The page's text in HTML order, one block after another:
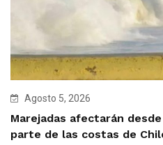
Agosto 5, 2026
Marejadas afectarán
parte de las costas de